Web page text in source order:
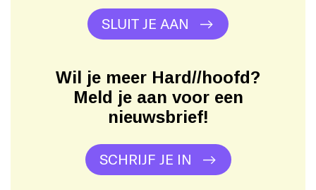
SLUIT JE AAN
Wil je meer Hard//hoofd?
Meld je aan voor een
nieuwsbrief!
SCHRIJF JE IN